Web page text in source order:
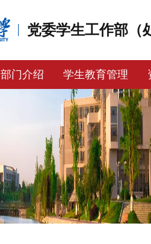
党委学生工作部（
部门介绍 学生教育管理